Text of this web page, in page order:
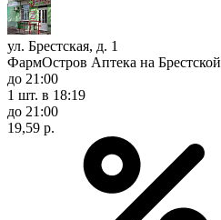
ул. Брестская, д. 1
ФармОстров Аптека на Брестской
до 21:00
1 шт. в 18:19
до 21:00
19,59 р.